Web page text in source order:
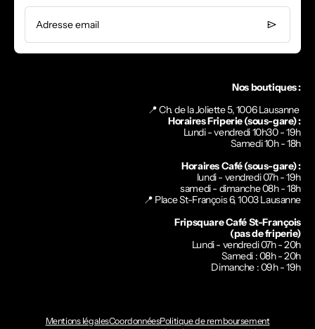
Adresse email
Nos boutiques :
📍 Ch. de la Joliette 5, 1006 Lausanne
Horaires Friperie (sous-gare) :
Lundi - vendredi 10h30 - 19h
Samedi 10h - 18h
Horaires Café (sous-gare) :
lundi - vendredi 07h - 19h
samedi - dimanche 08h - 18h
📍 Place St-François 6, 1003 Lausanne
Fripsquare Café St-François
(pas de friperie)
Lundi - vendredi 07h - 20h
Samedi : 08h - 20h
Dimanche : 09h - 19h
Mentions légalesCoordonnéesPolitique de remboursement